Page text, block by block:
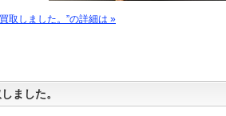
取しました。”の詳細は »
ました。